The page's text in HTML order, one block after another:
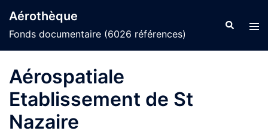
au
contenu
Aérothèque
Fonds documentaire (6026 références)
Aérospatiale
Etablissement de St
Nazaire